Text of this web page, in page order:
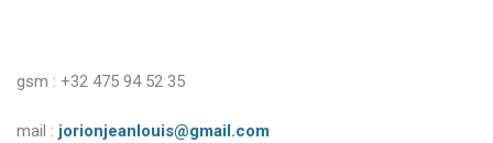
gsm : +32 475 94 52 35
mail : jorionjeanlouis@gmail.com